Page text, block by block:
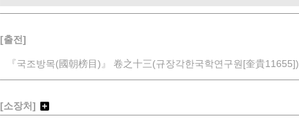
[출전]
『국조방목(國朝榜目)』 卷之十三(규장각한국학연구원[奎貴11655])
[소장처]